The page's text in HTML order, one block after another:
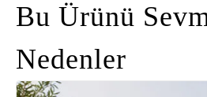
Bu Ürünü
Nedenler